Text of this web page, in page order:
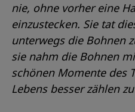
nie, ohne vorher eine
einzustecken. Sie tat
unterwegs die Bohnen
sie nahm die Bohnen
schönen Momente des
Lebens besser zählen